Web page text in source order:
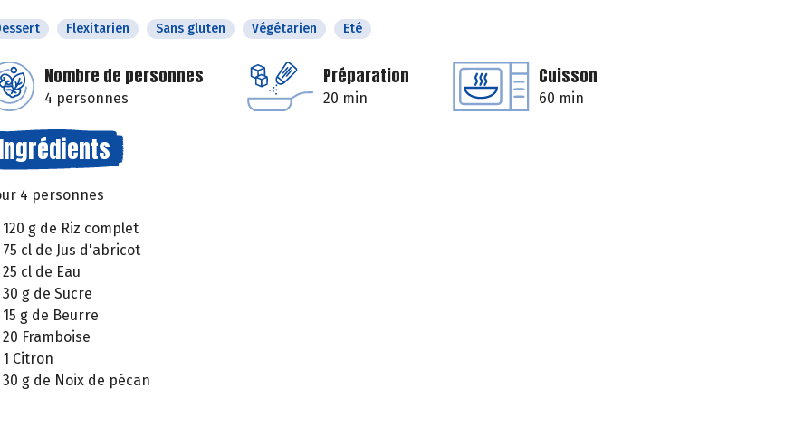
Flexitarien Sans gluten Végétarien Eté
Nombre de personnes
4 personnes
Préparation
20 min
Cuisson
60 min
Ingrédients
4 personnes
120 g de Riz complet
75 cl de Jus d'abricot
25 cl de Eau
30 g de Sucre
15 g de Beurre
20 Framboise
1 Citron
30 g de Noix de pécan